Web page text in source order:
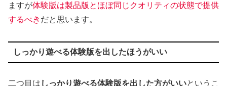
ますが体験版は製品版とほぼ同じクオリティの状態で提供
するべき だと思います。
しっかり遊べる体験版を出したほうがいい
二つ目は しっかり遊べる体験版を出した方がいいというこ